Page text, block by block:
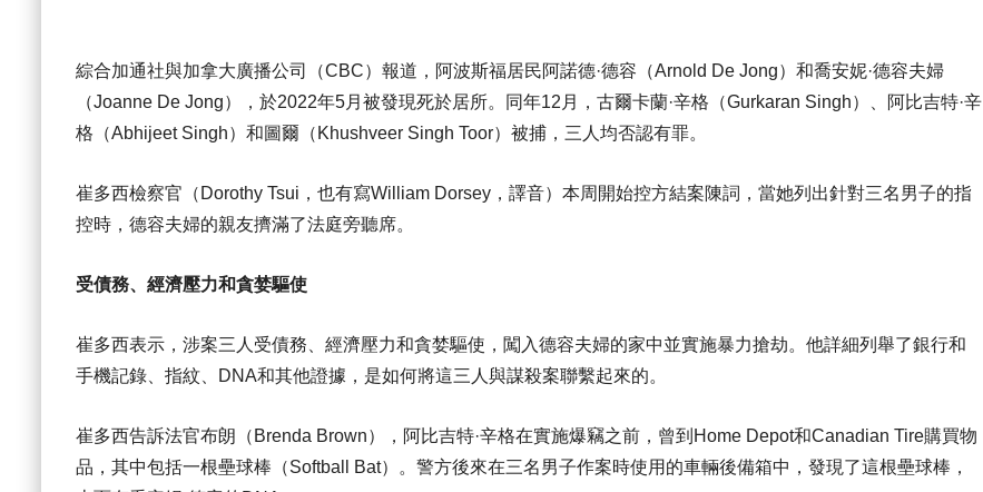
綜合加通社與加拿大廣播公司（CBC）報道，阿波斯福居民阿諾德·德容（Arnold De Jong）和喬安妮·德容夫婦
（Joanne De Jong），於2022年5月被發現死於居所。同年12月，古爾卡蘭·辛格（Gurkaran Singh）、阿比吉特·辛
格（Abhijeet Singh）和圖爾（Khushveer Singh Toor）被捕，三人均否認有罪。
崔多西檢察官（Dorothy Tsui，也有寫William Dorsey，譯音）本周開始控方結案陳詞，當她列出針對三名男子的指
控時，德容夫婦的親友擠滿了法庭旁聽席。
受債務、經濟壓力和貪婪驅使
崔多西表示，涉案三人受債務、經濟壓力和貪婪驅使，闖入德容夫婦的家中並實施暴力搶劫。他詳細列舉了銀行和
手機記錄、指紋、DNA和其他證據，是如何將這三人與謀殺案聯繫起來的。
崔多西告訴法官布朗（Brenda Brown），阿比吉特·辛格在實施爆竊之前，曾到Home Depot和Canadian Tire購買物
品，其中包括一根壘球棒（Softball Bat）。警方後來在三名男子作案時使用的車輛後備箱中，發現了這根壘球棒，